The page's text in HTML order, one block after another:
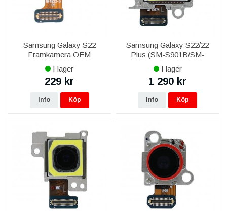
Samsung Galaxy S22
Framkamera OEM
I lager
229 kr
Info Köp
Samsung Galaxy S22/22
Plus (SM-S901B/SM-
S906B) Bakre Kamera
50MP Wide Original
I lager
1 290 kr
Info Köp